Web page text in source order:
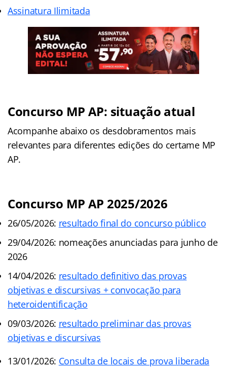
Assinatura Ilimitada
Concurso MP AP: situação atual
Acompanhe abaixo os desdobramentos mais
relevantes para diferentes edições do certame MP
AP.
Concurso MP AP 2025/2026
26/05/2026: resultado final do concurso público
29/04/2026: nomeações anunciadas para junho de
2026
14/04/2026: resultado definitivo das provas
objetivas e discursivas + convocação para
heteroidentificação
09/03/2026: resultado preliminar das provas
objetivas e discursivas
13/01/2026: Consulta de locais de prova liberada